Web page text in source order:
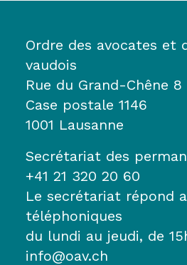
Ordre des avocates et
vaudois
Rue du Grand-Chêne 8
Case postale 1146
1001 Lausanne
Secrétariat des
+41 21 320 20 60
Le secrétariat répond
téléphoniques
du lundi au jeudi, de
info@oav.ch